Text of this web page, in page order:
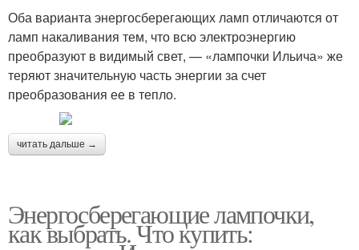
Оба варианта энергосберегающих ламп отличаются от
ламп накаливания тем, что всю электроэнергию
преобразуют в видимый свет, — «лампочки Ильича» же
теряют значительную часть энергии за счет
преобразования ее в тепло.
читать дальше →
Энергосберегающие лампочки,
как выбрать. Что купить: